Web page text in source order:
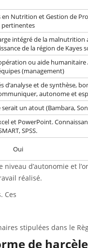
Nutrition et Gestion de
pertinentes
intégré de la malnutrition
de la région de Kayes
ou aide
(management)
d’analyse et de synthèse,
autonome et
un atout (Bambara,
et PowerPoint.
SPSS.
Oui
niveau d’autonomie et
réalisé.
Ces
stipulées dans le
de